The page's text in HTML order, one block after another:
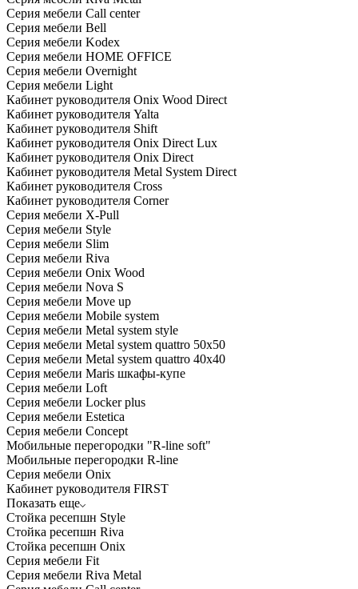
Серия мебели Call center
Серия мебели Bell
Серия мебели Kodex
Серия мебели HOME OFFICE
Серия мебели Overnight
Серия мебели Light
Кабинет руководителя Onix Wood Direct
Кабинет руководителя Yalta
Кабинет руководителя Shift
Кабинет руководителя Onix Direct Lux
Кабинет руководителя Onix Direct
Кабинет руководителя Metal System Direct
Кабинет руководителя Cross
Кабинет руководителя Corner
Серия мебели X-Pull
Серия мебели Style
Серия мебели Slim
Серия мебели Riva
Серия мебели Onix Wood
Серия мебели Nova S
Серия мебели Move up
Серия мебели Mobile system
Серия мебели Metal system style
Серия мебели Metal system quattro 50x50
Серия мебели Metal system quattro 40x40
Серия мебели Maris шкафы-купе
Серия мебели Loft
Серия мебели Locker plus
Серия мебели Estetica
Серия мебели Concept
Мобильные перегородки "R-line soft"
Мобильные перегородки R-line
Серия мебели Onix
Кабинет руководителя FIRST
Показать еще
Стойка ресепшн Style
Стойка ресепшн Riva
Стойка ресепшн Onix
Серия мебели Fit
Серия мебели Riva Metal